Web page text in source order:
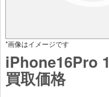
*画像はイメージです
iPhone16Pro
買取価格